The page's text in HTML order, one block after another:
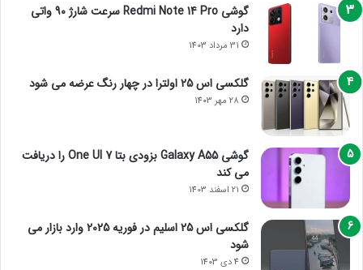
گوشی Redmi Note 14 Pro سرعت شارژ 90 واتی
دارد
31 مرداد 1403
گلکسی اس 25 اولترا در چهار رنگ عرضه می شود
28 مهر 1403
گوشی Galaxy A55 بزودی بتا One UI 7 را دریافت
می کند
21 اسفند 1403
گلکسی اس 25 اسلیم در فوریه 2025 وارد بازار می
شود
4 دی 1403